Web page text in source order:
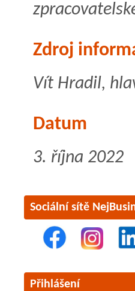
Zdroj
Vít Hradil,
Datum
3. října 2022
Sociální sítě
Přihlášení